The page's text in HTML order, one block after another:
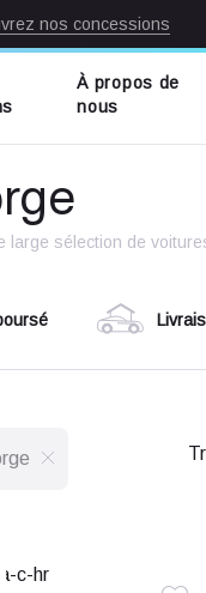
nos concessions
À propos de
nous
sélection de